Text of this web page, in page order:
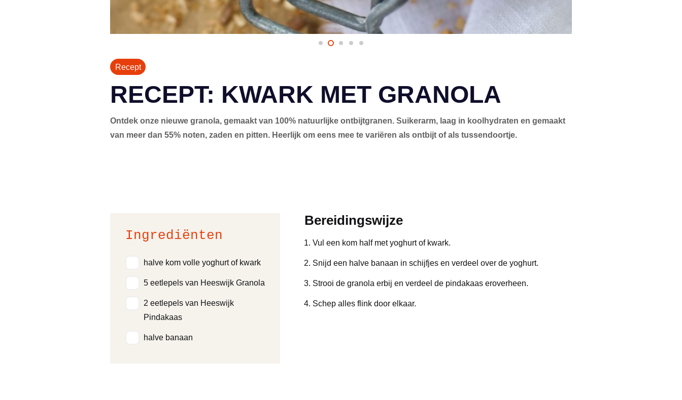
Recept
RECEPT: KWARK MET GRANOLA
Ontdek onze nieuwe granola, gemaakt van 100% natuurlijke ontbijtgranen. Suikerarm, laag in koolhydraten en gemaakt
van meer dan 55% noten, zaden en pitten. Heerlijk om eens mee te variëren als ontbijt of als tussendoortje.
Ingrediënten
halve kom volle yoghurt of kwark
5 eetlepels van Heeswijk Granola
2 eetlepels van Heeswijk
Pindakaas
halve banaan
Bereidingswijze
Vul een kom half met yoghurt of kwark.
Snijd een halve banaan in schijfjes en verdeel over de yoghurt.
Strooi de granola erbij en verdeel de pindakaas eroverheen.
Schep alles flink door elkaar.